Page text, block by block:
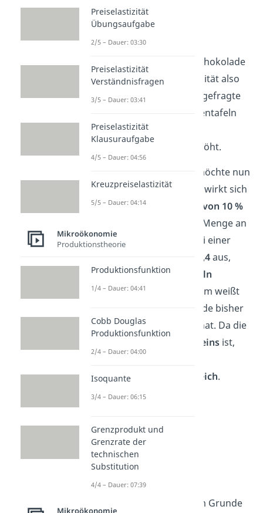
p2: Preis nach der
Übertragen auf die Schokolade
drückt die Preiselastizität also
aus, wie sich die nachgefragte
Menge an Schokoladentafeln
ändert, wenn sich der
Schokoladenpreis erhöht.
Der Chef vom Kiosk möchte nun
konkrete Zahlen
: Wie wirkt sich
einePreissteigerung von 10 %
auf die nachgefragte Menge an
Schokoladentafeln bei einer
Preiselastizität von 1,4aus,
wennvorher 210 Tafeln
Schokolade
? Außerdem weißt
du, dass die Schokolade bisher
einen Euro
gekostet hat. Da die
größer als eins ist,
preiselastischen Bereich.
Gegeben ist also:
εp= 1,4
P1= 1 €
P2= 1,10 €
1
. Im Grunde
Preiselastizität
Übungsaufgabe
2/5 – Dauer: 03:30
Preiselastizität
Verständnisfragen
3/5 – Dauer: 03:41
Preiselastizität
Klausuraufgabe
4/5 – Dauer: 04:56
Kreuzpreiselastizität
5/5 – Dauer: 04:14
Mikroökonomie
Produktionstheorie
Produktionsfunktion
1/4 – Dauer: 04:41
Cobb Douglas
Produktionsfunktion
2/4 – Dauer: 04:00
Isoquante
3/4 – Dauer: 06:15
Grenzprodukt und
Grenzrate der
technischen
Substitution
4/4 – Dauer: 07:39
Mikroökonomie